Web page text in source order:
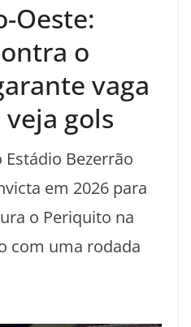
Oeste:
o
vaga
gols
Bezerrão
em 2026 para
o Periquito na
com uma rodada